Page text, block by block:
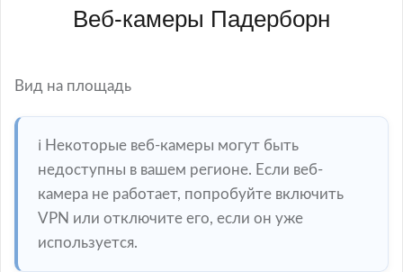
Веб-камеры Падерборн
Вид на площадь
ℹ️ Некоторые веб-камеры могут быть
недоступны в вашем регионе. Если веб-
камера не работает, попробуйте включить
VPN или отключите его, если он уже
используется.